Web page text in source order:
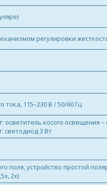
регулировки
тока, 115–230 В / 50/60 Гц
осветитель косого освещения –
светодиод 3 Вт
поля, устройство простой
2х)